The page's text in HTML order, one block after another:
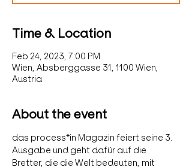
Time & Location
Feb 24, 2023, 7:00 PM
Wien, Absberggasse 31, 1100 Wien,
Austria
About the event
das process*in Magazin feiert seine 3.
Ausgabe und geht dafür auf die
Bretter, die die Welt bedeuten, mit